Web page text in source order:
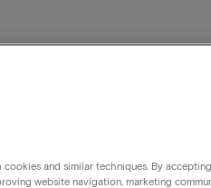
and similar techniques. By
website navigation, marketing